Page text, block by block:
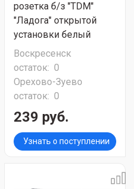
розетка б/з "TDM"
"Ладога" открытой
установки белый
Воскресенск
остаток: 0
Орехово-Зуево
остаток: 0
239 руб.
Узнать о поступлении